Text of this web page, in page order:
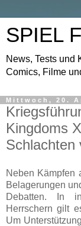
SPIEL
News, Tests und
Comics, Filme
Mittwoch, 20.
Kingdoms
Schlachten
Neben Kämpfen
Belagerungen
Debatten. In
Herrschern gilt
Um